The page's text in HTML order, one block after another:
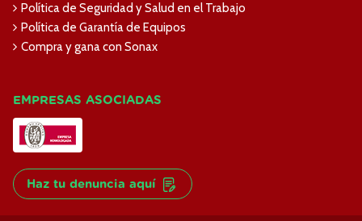
Política de Seguridad y Salud en el Trabajo
Política de Garantía de Equipos
Compra y gana con Sonax
EMPRESAS ASOCIADAS
Haz tu denuncia aquí